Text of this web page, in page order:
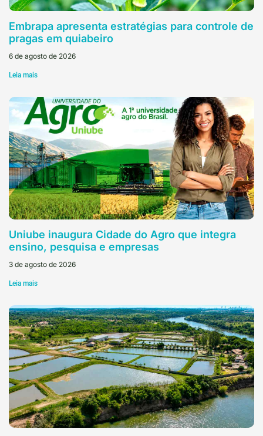
Embrapa apresenta estratégias para controle de
pragas em quiabeiro
6 de agosto de 2026
Leia mais
Uniube inaugura Cidade do Agro que integra
ensino, pesquisa e empresas
3 de agosto de 2026
Leia mais